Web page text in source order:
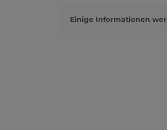
Einige Informationen